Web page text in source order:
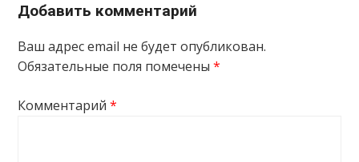
Добавить комментарий
Ваш адрес email не будет опубликован.
Обязательные поля помечены*
Комментарий*